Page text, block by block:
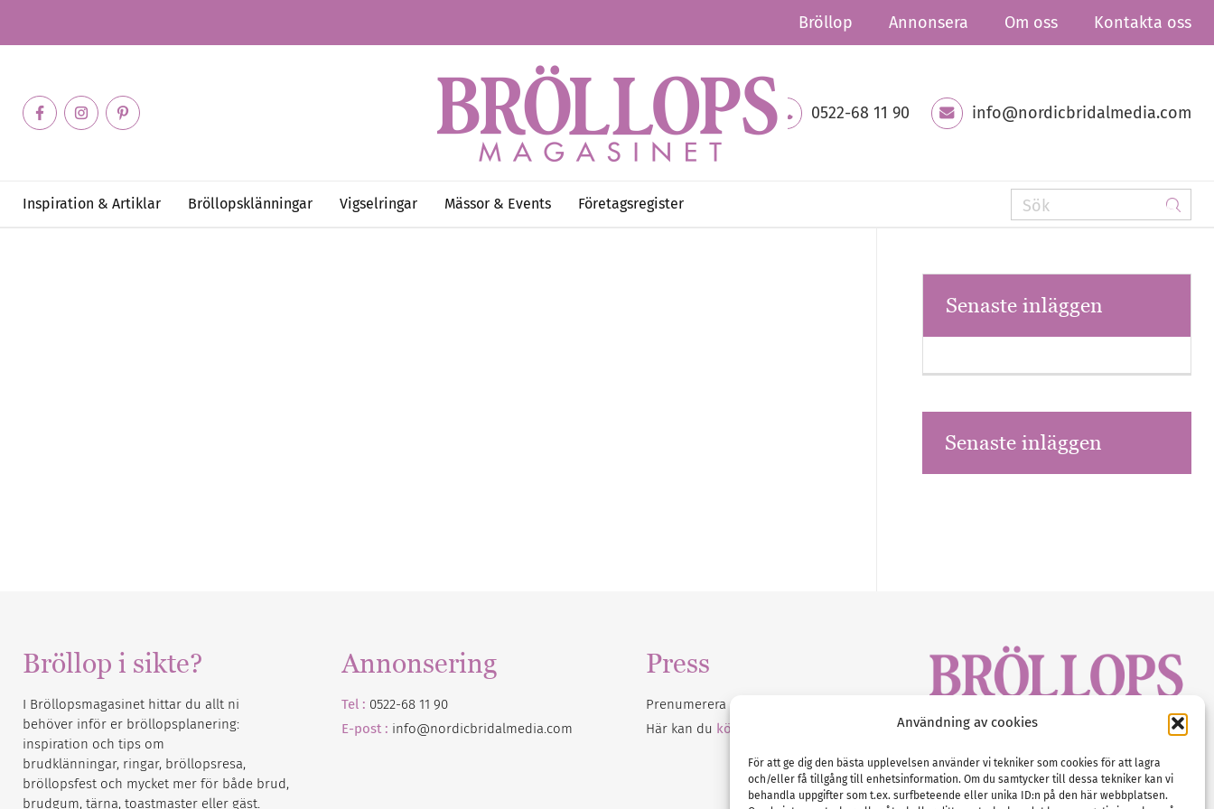
Användning av cookies
För att ge dig den bästa upplevelsen använder vi tekniker som cookies för att lagra
och/eller få tillgång till enhetsinformation. Om du samtycker till dessa tekniker kan vi
behandla uppgifter som t.ex. surfbeteende eller unika ID:n på den här webbplatsen.
Bröllop Annonsera Om oss Kontakta oss
0522-68 11 90 info@nordicbridalmedia.com
Inspiration & Artiklar Bröllopsklänningar Vigselringar Mässor & Events Företagsregister
Senaste inläggen
Senaste inläggen
Bröllop i sikte?
I Bröllopsmagasinet hittar du allt ni
behöver inför er bröllopsplanering:
inspiration och tips om
brudklänningar, ringar, bröllopsresa,
bröllopsfest och mycket mer för både brud,
brudgum, tärna, toastmaster eller gäst.
Annonsering
Tel : 0522-68 11 90
E-post : info@nordicbridalmedia.com
Press
Prenumerera på vårt
Här kan du köpa Bröllopsmagasinet
Tel :0522-68 11 90
E-post:info@nordicbridalmedia.com